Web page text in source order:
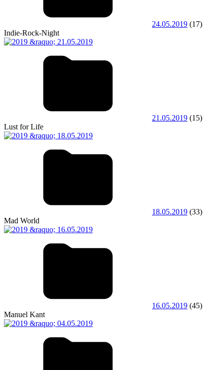
24.05.2019 (17)
Indie-Rock-Night
21.05.2019 (15)
Lust for Life
18.05.2019 (33)
Mad World
16.05.2019 (45)
Manuel Kant